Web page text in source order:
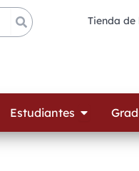
Tienda de
Oferta Académica
Estudiantes Open